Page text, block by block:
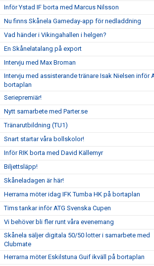
Inför Ystad IF borta med Marcus Nilsson
Nu finns Skånela Gameday-app för nedladdning
Vad händer i Vikingahallen i helgen?
En Skånelatalang på export
Intervju med Max Broman
Intervju med assisterande tränare Isak Nielsen inför
bortaplan
Seriepremiär!
Nytt samarbete med Parter.se
Tränarutbildning (TU1)
Snart startar våra bollskolor!
Inför RIK borta med David Källemyr
Biljettsläpp!
Skåneladagen är här!
Herrarna möter idag IFK Tumba HK på bortaplan
Tims tankar inför ATG Svenska Cupen
Vi behöver bli fler runt våra evenemang
Skånela säljer digitala 50/50 lotter i samarbete med
Clubmate
Herrarna möter Eskilstuna Guif ikväll på bortaplan